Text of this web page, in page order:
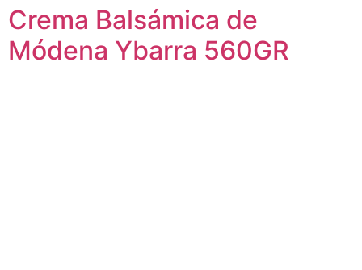
Crema Balsámica de
Módena Ybarra 560GR